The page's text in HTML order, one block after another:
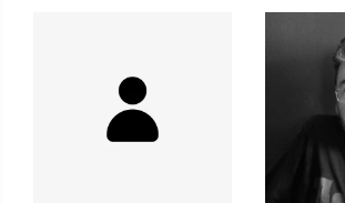
Το λεξικό της ζωής σου